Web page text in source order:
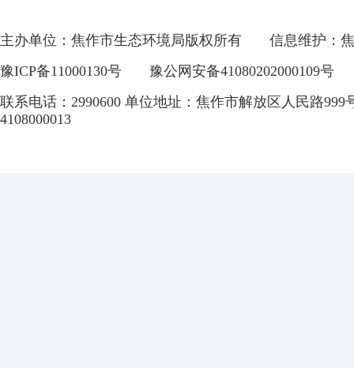
主办单位：焦作市生态环境局版权所有
信息维护：
豫ICP备11000130号
豫公网安备41080202000109号
联系电话：2990600 单位地址：焦作市解放区人民路999
4108000013